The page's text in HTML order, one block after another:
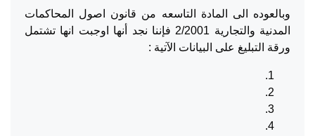
وبالعوده الى المادة التاسعه من قانون اصول المحاكمات
المدنية والتجارية 2/2001 فإننا نجد أنها اوجبت انها تشتمل
ورقة التبليغ على البيانات الآتية :